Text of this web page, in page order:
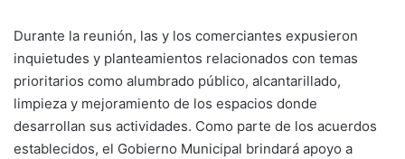
Durante la reunión, las y los comerciantes expusieron
inquietudes y planteamientos relacionados con temas
prioritarios como alumbrado público, alcantarillado,
limpieza y mejoramiento de los espacios donde
desarrollan sus actividades. Como parte de los acuerdos
establecidos, el Gobierno Municipal brindará apoyo a